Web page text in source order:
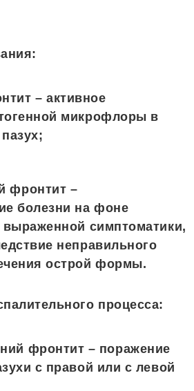
– активное
микрофлоры в
фронтит –
болезни на фоне
выраженной симптоматики,
неправильного
острой формы.
процесса:
фронтит – поражение
с правой или с левой